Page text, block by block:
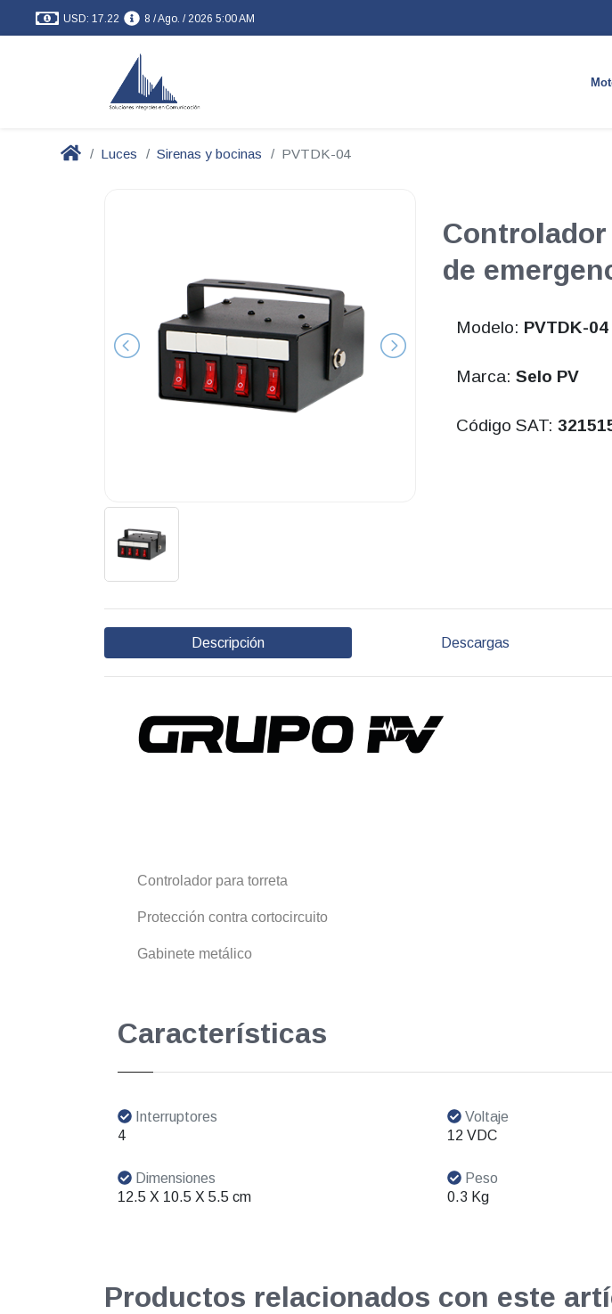
USD: 17.22 8 / Ago. / 2026 5:00 AM
Luces Sirenas y bocinas PVTDK-04
de
Modelo: PVTDK-04
Marca: Selo PV
Código SAT:
Descripción Descargas
Controlador para torreta
Protección contra cortocircuito
Gabinete metálico
Características
Interruptores
4
Voltaje
12 VDC
Dimensiones
12.5 X 10.5 X 5.5 cm
Peso
0.3 Kg
Productos relacionados con este